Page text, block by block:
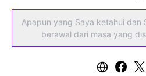
Apapun yang Saya ketahui dan
berawal dari masa yang